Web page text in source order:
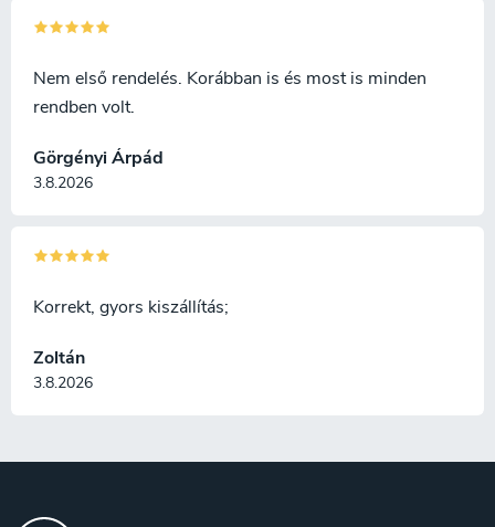
Görgényi Árpád
3.8.2026
Nem első rendelés. Korábban is és most is minden
rendben volt.
Zoltán
3.8.2026
Korrekt, gyors kiszállítás;